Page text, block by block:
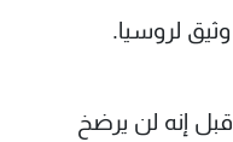
لروسيا.
إنه لن يرضخ